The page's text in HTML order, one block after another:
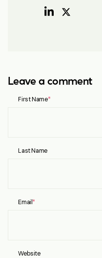
Leave a comment
First Name*
Last Name
Email *
Website